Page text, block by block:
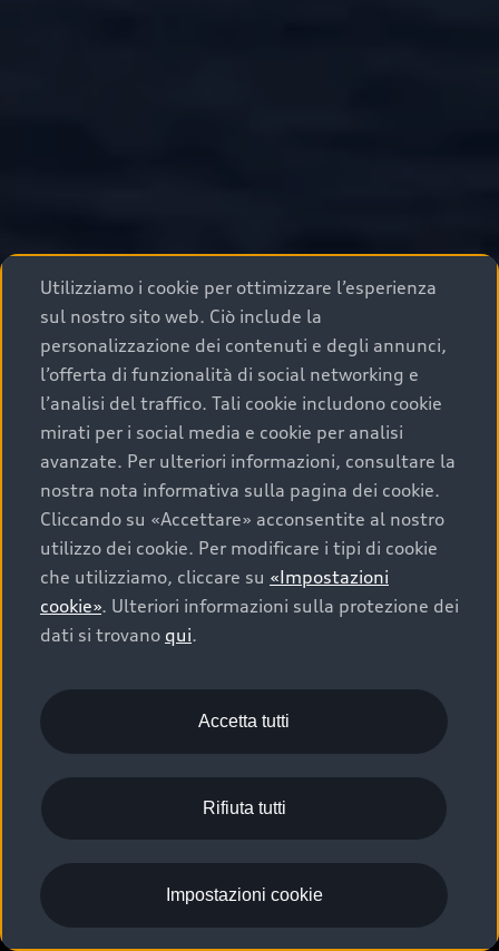
Utilizziamo i cookie per ottimizzare l’esperienza
sul nostro sito web. Ciò include la
personalizzazione dei contenuti e degli annunci,
l’offerta di funzionalità di social networking e
l’analisi del traffico. Tali cookie includono cookie
mirati per i social media e cookie per analisi
avanzate. Per ulteriori informazioni, consultare la
nostra nota informativa sulla pagina dei cookie.
Cliccando su «Accettare» acconsentite al nostro
utilizzo dei cookie. Per modificare i tipi di cookie
che utilizziamo, cliccare su «Impostazioni
cookie». Ulteriori informazioni sulla protezione dei
dati si trovano qui.
Accetta tutti
Rifiuta tutti
Impostazioni cookie